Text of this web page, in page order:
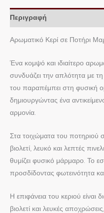
Περιγραφή
Αρωματικό Κερί σε Ποτήρι
Ένα κομψό και ιδιαίτερο
συνδυάζει την απλότητα με τη
του παραπέμπει στη φυσική
δημιουργώντας ένα
αρμονία.
Στα τοιχώματα του ποτηριού
βιολετί, λευκό και λεπτές
θυμίζει φυσικό μάρμαρο. Το
προσδίδοντας φωτεινότητα
Η επιφάνεια του κεριού είναι
βιολετί και λευκές